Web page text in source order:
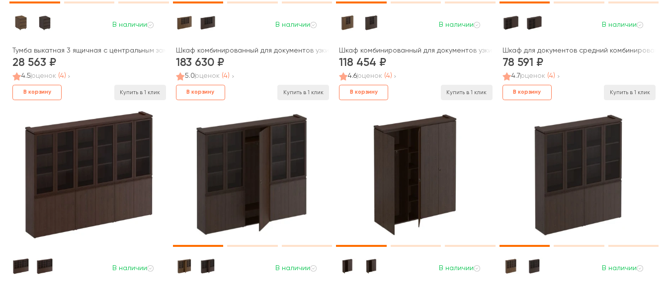
В наличии
Тумба выкатная 3 ящичная с центральным замком МК 213 ДА Mark
28 563
4.5 оценок (4)
В корзину Купить в 1 клик
В наличии
Шкаф комбинированный для документов узкий со стеклом 2 шт для одежды узкий МК 390 ДА Mark
183 630
5.0оценок (4)
В корзину Купить в 1 клик
В наличии
Шкаф комбинированный для документов узкий со стеклом для одежды узкий МК 377 ДА Mark
118 454
4.6оценок (4)
В корзину Купить в 1 клик
В наличии
Шкаф для документов средний
78 591
4.7оценок (4)
В корзину Купить в 1 клик
В наличии В наличии В наличии В наличии